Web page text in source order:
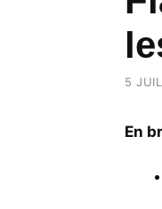
5
En